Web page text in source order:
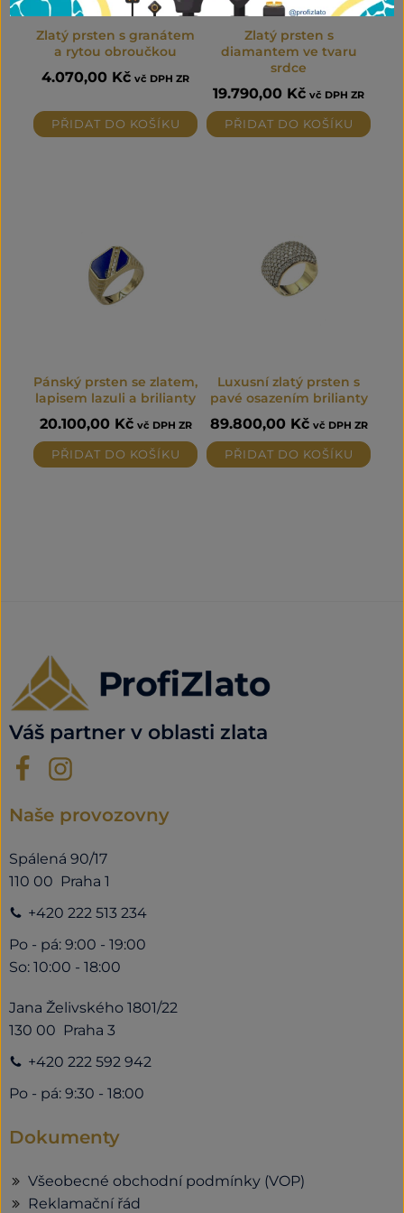
Zlatý prsten s granátem
a rytou obroučkou
4.070,00 Kč vč DPH ZR
PŘIDAT DO KOŠÍKU
Zlatý prsten s
diamantem ve tvaru
srdce
19.790,00 Kč vč DPH ZR
PŘIDAT DO KOŠÍKU
Pánský prsten se zlatem,
lapisem lazuli a brilianty
20.100,00 Kč vč DPH ZR
PŘIDAT DO KOŠÍKU
Luxusní zlatý prsten s
pavé osazením brilianty
89.800,00 Kč vč DPH ZR
PŘIDAT DO KOŠÍKU
Váš partner v oblasti zlata
Naše provozovny
Spálená 90/17
110 00 Praha 1
+420 222 513 234
Po - pá: 9:00 - 19:00
So: 10:00 - 18:00
Jana Želivského 1801/22
130 00 Praha 3
+420 222 592 942
Po - pá: 9:30 - 18:00
Dokumenty
Všeobecné obchodní podmínky (VOP)
Reklamační řád